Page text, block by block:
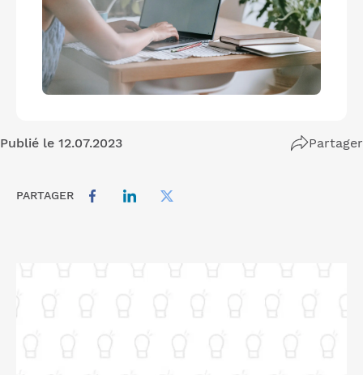
Publié le 12.07.2023 Partager
PARTAGER